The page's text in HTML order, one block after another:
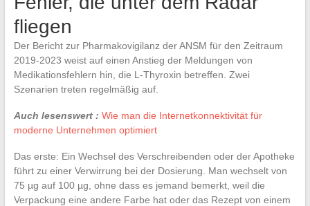
fliegen
Der Bericht zur Pharmakovigilanz der ANSM für den Zeitraum
2019-2023 weist auf einen Anstieg der Meldungen von
Medikationsfehlern hin, die L-Thyroxin betreffen. Zwei
Szenarien treten regelmäßig auf.
Auch lesenswert : Wie man die Internetkonnektivität für
moderne Unternehmen optimiert
Das erste: Ein Wechsel des Verschreibenden oder der Apotheke
führt zu einer Verwirrung bei der Dosierung. Man wechselt von
75 µg auf 100 µg, ohne dass es jemand bemerkt, weil die
Verpackung eine andere Farbe hat oder das Rezept von einem